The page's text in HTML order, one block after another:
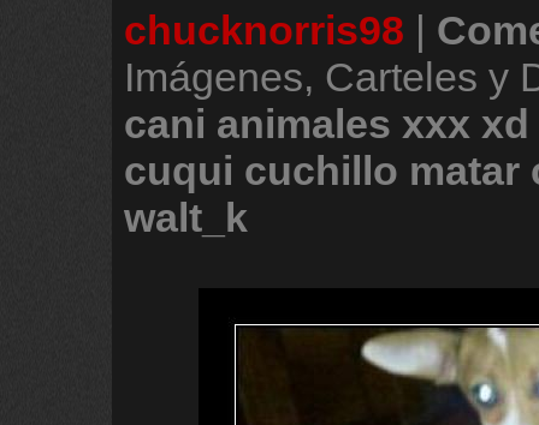
chucknorris98 |
Imágenes, Carteles y
cani animales xxx xd
cuqui cuchillo matar
walt_k